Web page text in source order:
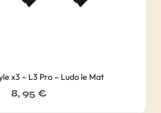
x3 – L3 Pro – Ludo le Mat
8, 95 €